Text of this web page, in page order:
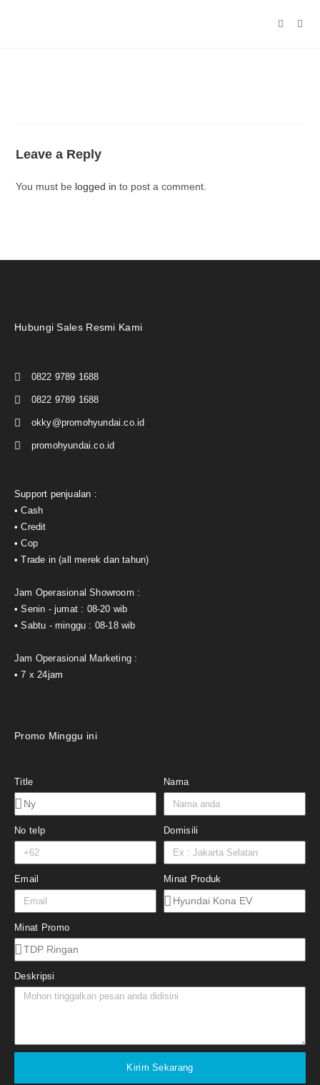
Leave a Reply
You must be logged in to post a comment.
Hubungi Sales Resmi Kami
0822 9789 1688
0822 9789 1688
okky@promohyundai.co.id
promohyundai.co.id
Support penjualan :
• Cash
• Credit
• Cop
• Trade in (all merek dan tahun)
Jam Operasional Showroom :
• Senin - jumat : 08-20 wib
• Sabtu - minggu : 08-18 wib
Jam Operasional Marketing :
• 7 x 24jam
Promo Minggu ini
Title Nama
No telp Domisili
Email Minat Produk
Minat Promo
Deskripsi
Kirim Sekarang